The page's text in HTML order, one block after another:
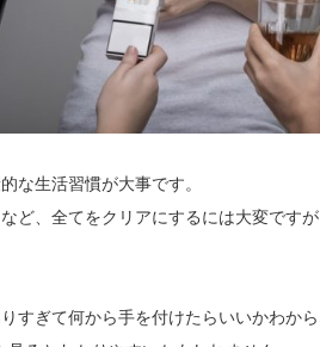
な生活習慣が大事です。
ど、全てをクリアにするには大変です
すぎて何から手を付けたらいいかわか